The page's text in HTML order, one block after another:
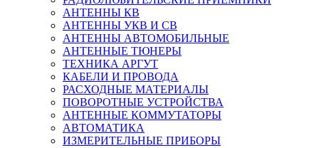
АНТЕННЫ КВ
АНТЕННЫ УКВ И СВ
АНТЕННЫ АВТОМОБИЛЬНЫЕ
АНТЕННЫЕ ТЮНЕРЫ
ТЕХНИКА АРГУТ
КАБЕЛИ И ПРОВОДА
РАСХОДНЫЕ МАТЕРИАЛЫ
ПОВОРОТНЫЕ УСТРОЙСТВА
АНТЕННЫЕ КОММУТАТОРЫ
АВТОМАТИКА
ИЗМЕРИТЕЛЬНЫЕ ПРИБОРЫ